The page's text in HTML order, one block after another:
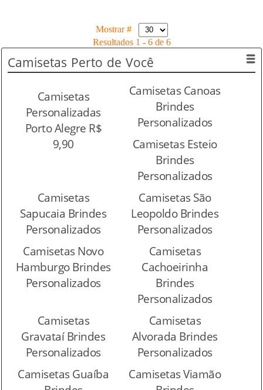
Mostrar #
Resultados 1 - 6 de 6
Camisetas Perto de Você
Camisetas
Personalizadas
Porto Alegre R$
9,90
Camisetas Canoas
Brindes
Personalizados
Camisetas Esteio
Brindes
Personalizados
Camisetas
Sapucaia Brindes
Personalizados
Camisetas São
Leopoldo Brindes
Personalizados
Camisetas Novo
Hamburgo Brindes
Personalizados
Camisetas
Cachoeirinha
Brindes
Personalizados
Camisetas
Gravataí Brindes
Personalizados
Camisetas
Alvorada Brindes
Personalizados
Camisetas Guaíba
Camisetas Viamão